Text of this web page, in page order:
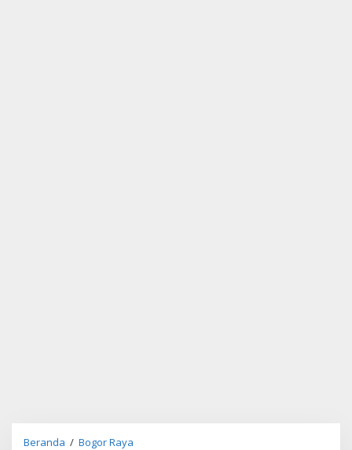
Beranda / Bogor Raya